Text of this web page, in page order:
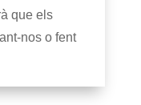
que els
nos o fent